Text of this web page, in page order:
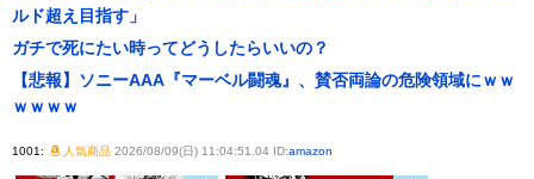
ルド超え目指す」
ガチで死にたい時ってどうしたらいいの？
【悲報】ソニーAAA『マーベル闘魂』、賛否両論の危険領域にｗｗ
ｗｗｗｗ
1001: 人気商品2026/08/09(日) 11:04:51.04 ID:amazon